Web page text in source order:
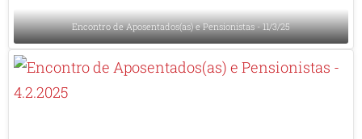
Encontro de Aposentados(as) e Pensionistas - 11/3/25